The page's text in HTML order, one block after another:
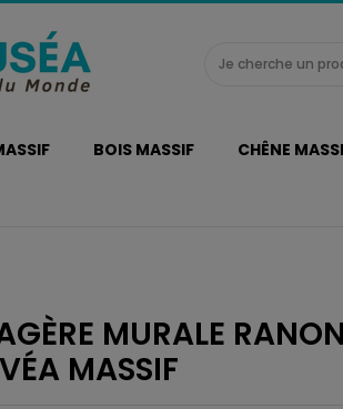
BOIS MASSIF CHÊNE
MURALE
MASSIF